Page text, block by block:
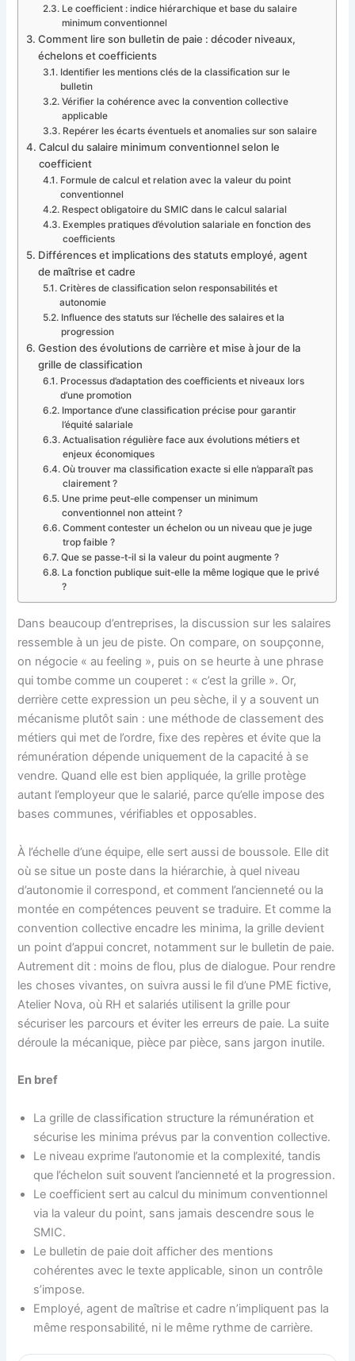
Le coefficient : indice hiérarchique et base du salaire
minimum conventionnel
Comment lire son bulletin de paie : décoder niveaux,
échelons et coefficients
Identifier les mentions clés de la classification sur le
bulletin
Vérifier la cohérence avec la convention collective
applicable
Repérer les écarts éventuels et anomalies sur son salaire
Calcul du salaire minimum conventionnel selon le
coefficient
Formule de calcul et relation avec la valeur du point
conventionnel
Respect obligatoire du SMIC dans le calcul salarial
Exemples pratiques d’évolution salariale en fonction des
coefficients
Différences et implications des statuts employé, agent
de maîtrise et cadre
Critères de classification selon responsabilités et
autonomie
Influence des statuts sur l’échelle des salaires et la
progression
Gestion des évolutions de carrière et mise à jour de la
grille de classification
Processus d’adaptation des coefficients et niveaux lors
d’une promotion
Importance d’une classification précise pour garantir
l’équité salariale
Actualisation régulière face aux évolutions métiers et
enjeux économiques
Où trouver ma classification exacte si elle n’apparaît pas
clairement ?
Une prime peut-elle compenser un minimum
conventionnel non atteint ?
Comment contester un échelon ou un niveau que je juge
trop faible ?
Que se passe-t-il si la valeur du point augmente ?
La fonction publique suit-elle la même logique que le privé
?
Dans beaucoup d’entreprises, la discussion sur les salaires
ressemble à un jeu de piste. On compare, on soupçonne,
on négocie « au feeling », puis on se heurte à une phrase
qui tombe comme un couperet : « c’est la grille ». Or,
derrière cette expression un peu sèche, il y a souvent un
mécanisme plutôt sain : une méthode de classement des
métiers qui met de l’ordre, fixe des repères et évite que la
rémunération dépende uniquement de la capacité à se
vendre. Quand elle est bien appliquée, la grille protège
autant l’employeur que le salarié, parce qu’elle impose des
bases communes, vérifiables et opposables.
À l’échelle d’une équipe, elle sert aussi de boussole. Elle dit
où se situe un poste dans la hiérarchie, à quel niveau
d’autonomie il correspond, et comment l’ancienneté ou la
montée en compétences peuvent se traduire. Et comme la
convention collective encadre les minima, la grille devient
un point d’appui concret, notamment sur le bulletin de paie.
Autrement dit : moins de flou, plus de dialogue. Pour rendre
les choses vivantes, on suivra aussi le fil d’une PME fictive,
Atelier Nova, où RH et salariés utilisent la grille pour
sécuriser les parcours et éviter les erreurs de paie. La suite
déroule la mécanique, pièce par pièce, sans jargon inutile.
En bref
La grille de classification structure la rémunération et
sécurise les minima prévus par la convention collective.
Le niveau exprime l’autonomie et la complexité, tandis
que l’échelon suit souvent l’ancienneté et la progression.
Le coefficient sert au calcul du minimum conventionnel
via la valeur du point, sans jamais descendre sous le
SMIC.
Le bulletin de paie doit afficher des mentions
cohérentes avec le texte applicable, sinon un contrôle
s’impose.
Employé, agent de maîtrise et cadre n’impliquent pas la
même responsabilité, ni le même rythme de carrière.